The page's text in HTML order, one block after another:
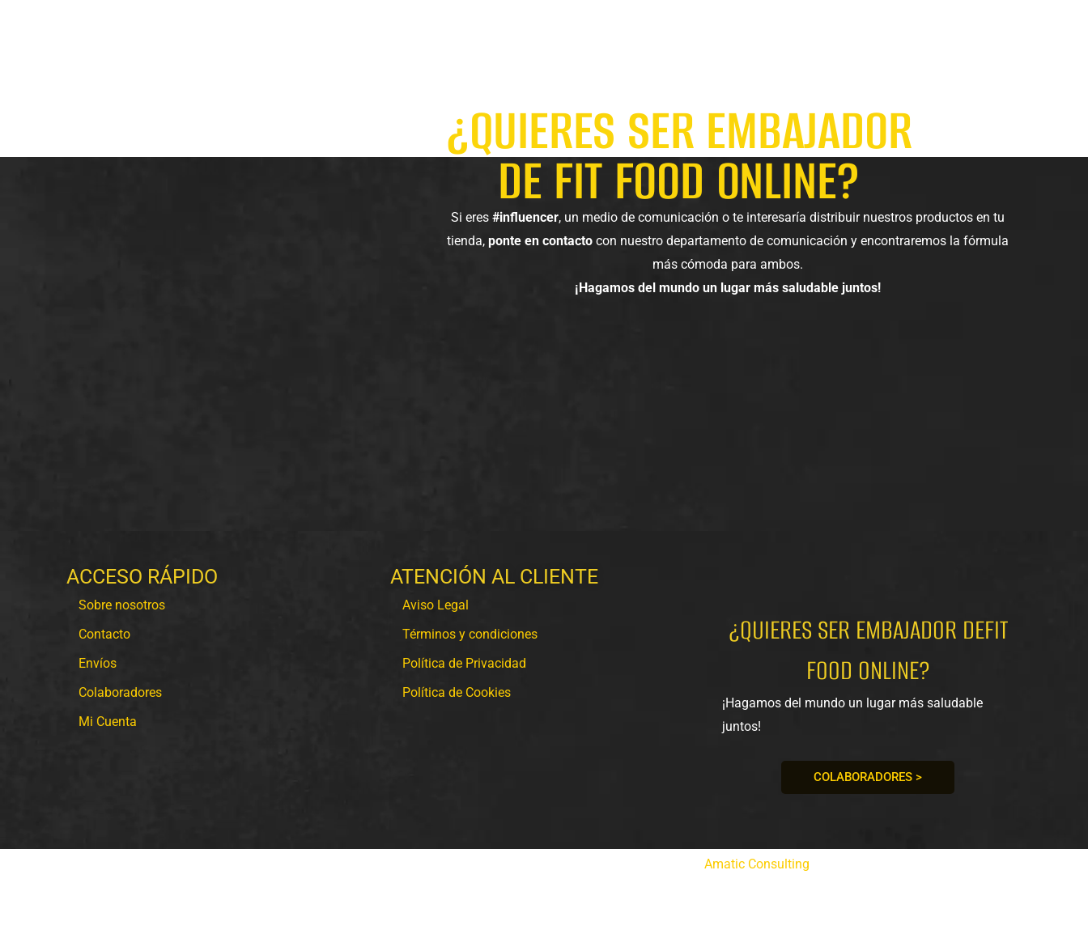
¿QUIERES SER EMBAJADOR
DE FIT FOOD ONLINE?
Si eres#influencer, un medio de comunicación o te interesaría distribuir nuestros productos en tu
tienda,ponte en contacto con nuestro departamento de comunicación y encontraremos la fórmula
más cómoda para ambos.
¡Hagamos del mundo un lugar más saludable juntos!
ACCESO RÁPIDO
Sobre nosotros
Contacto
Envíos
Colaboradores
Mi Cuenta
ATENCIÓN AL CLIENTE
Aviso Legal
Términos y condiciones
Política de Privacidad
Política de Cookies
¿QUIERES SER EMBAJADOR DEFIT
FOOD ONLINE?
¡Hagamos del mundo un lugar más saludable
juntos!
COLABORADORES >
Amatic Consulting